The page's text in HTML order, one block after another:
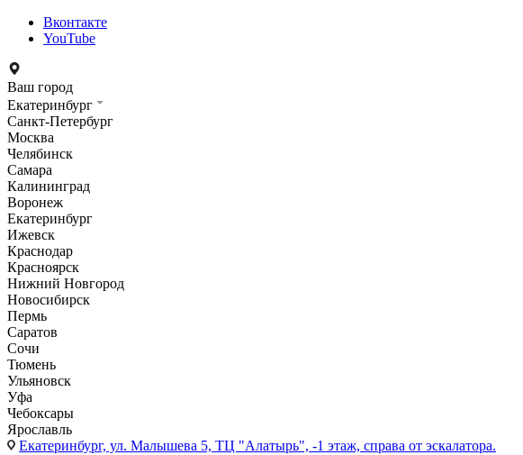
Вконтакте
YouTube
Ваш город
Екатеринбург
Санкт-Петербург
Москва
Челябинск
Самара
Калининград
Воронеж
Екатеринбург
Ижевск
Краснодар
Красноярск
Нижний Новгород
Новосибирск
Пермь
Саратов
Сочи
Тюмень
Ульяновск
Уфа
Чебоксары
Ярославль
Екатеринбург, ул. Малышева 5, ТЦ "Алатырь", -1 этаж, справа от эскалатора.